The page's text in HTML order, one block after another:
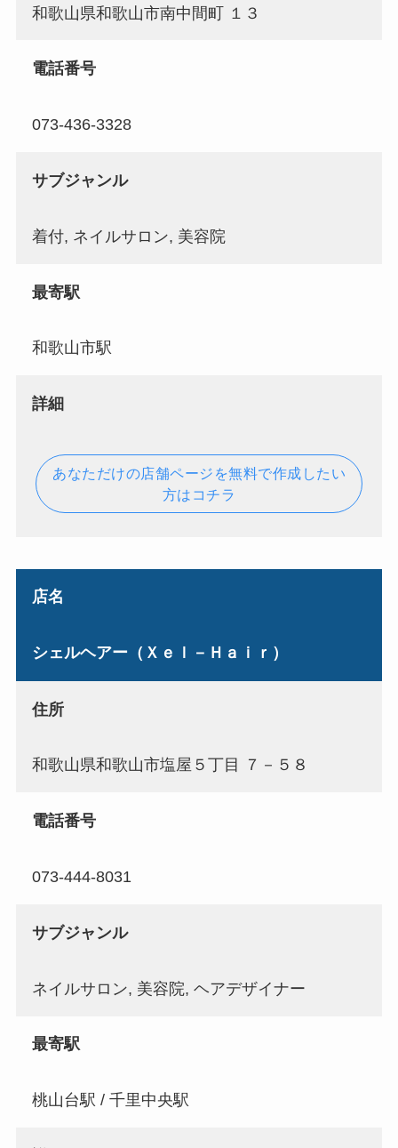
和歌山県和歌山市南中間町 １３
電話番号
073-436-3328
サブジャンル
着付, ネイルサロン, 美容院
最寄駅
和歌山市駅
詳細
あなただけの店舗ページを無料で作成したい
方はコチラ
店名
シェルヘアー（Ｘｅｌ－Ｈａｉｒ）
住所
和歌山県和歌山市塩屋５丁目 ７－５８
電話番号
073-444-8031
サブジャンル
ネイルサロン, 美容院, ヘアデザイナー
最寄駅
桃山台駅 / 千里中央駅